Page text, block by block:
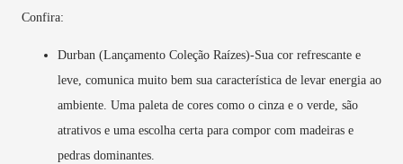
Confira:
Durban (Lançamento Coleção Raízes)-Sua cor refrescante e
leve, comunica muito bem sua característica de levar energia ao
ambiente. Uma paleta de cores como o cinza e o verde, são
atrativos e uma escolha certa para compor com madeiras e
pedras dominantes.